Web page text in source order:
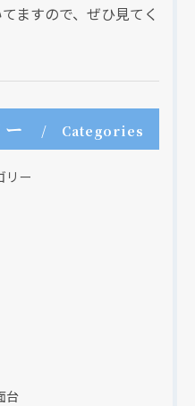
ますので、ぜひ見てく
Categories
リー
台